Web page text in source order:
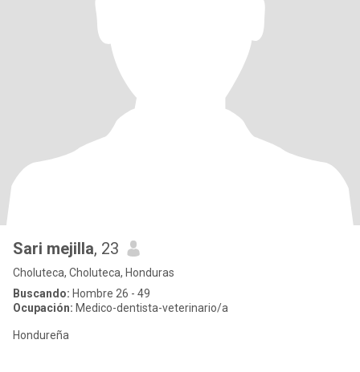
Sari mejilla, 23
Choluteca, Choluteca, Honduras
Buscando: Hombre 26 - 49
Ocupación: Medico-dentista-veterinario/a
Hondureña